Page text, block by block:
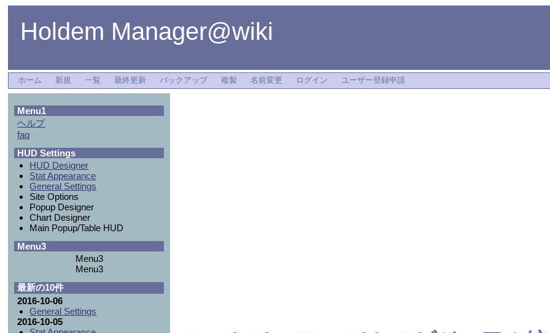
Holdem Manager@wiki
ホーム 新規 一覧 最終更新 バックアップ 複製 名前変更 ログイン ユーザー登録申請
Menu1
ヘルプ
faq
HUD Settings
HUD Designer
Stat Appearance
General Settings
Site Options
Popup Designer
Chart Designer
Main Popup/Table HUD
Menu3
Menu3
Menu3
最新の10件
2016-10-06
General Settings
2016-10-05